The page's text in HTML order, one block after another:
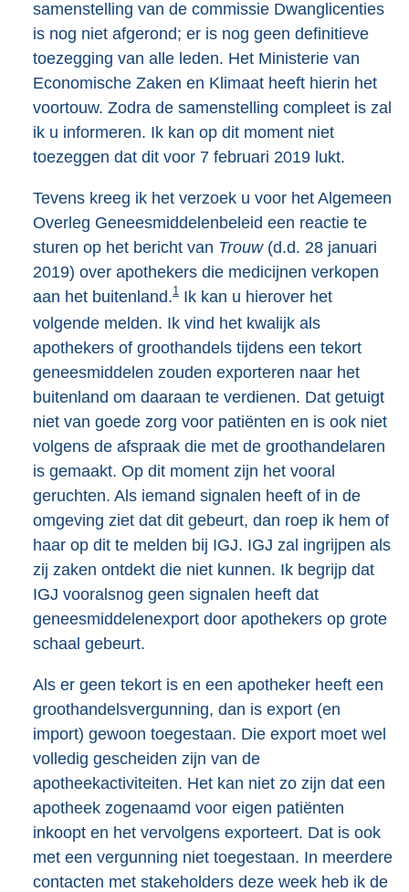
samenstelling van de commissie Dwanglicenties
is nog niet afgerond; er is nog geen definitieve
toezegging van alle leden. Het Ministerie van
Economische Zaken en Klimaat heeft hierin het
voortouw. Zodra de samenstelling compleet is zal
ik u informeren. Ik kan op dit moment niet
toezeggen dat dit voor 7 februari 2019 lukt.
Tevens kreeg ik het verzoek u voor het Algemeen
Overleg Geneesmiddelenbeleid een reactie te
sturen op het bericht van Trouw(d.d. 28 januari
2019) over apothekers die medicijnen verkopen
aan het buitenland.1
Ik kan u hierover het
volgende melden. Ik vind het kwalijk als
apothekers of groothandels tijdens een tekort
geneesmiddelen zouden exporteren naar het
buitenland om daaraan te verdienen. Dat getuigt
niet van goede zorg voor patiënten en is ook niet
volgens de afspraak die met de groothandelaren
is gemaakt. Op dit moment zijn het vooral
geruchten. Als iemand signalen heeft of in de
omgeving ziet dat dit gebeurt, dan roep ik hem of
haar op dit te melden bij IGJ. IGJ zal ingrijpen als
zij zaken ontdekt die niet kunnen. Ik begrijp dat
IGJ vooralsnog geen signalen heeft dat
geneesmiddelenexport door apothekers op grote
schaal gebeurt.
Als er geen tekort is en een apotheker heeft een
groothandelsvergunning, dan is export (en
import) gewoon toegestaan. Die export moet wel
volledig gescheiden zijn van de
apotheekactiviteiten. Het kan niet zo zijn dat een
apotheek zogenaamd voor eigen patiënten
inkoopt en het vervolgens exporteert. Dat is ook
met een vergunning niet toegestaan. In meerdere
contacten met stakeholders deze week heb ik de